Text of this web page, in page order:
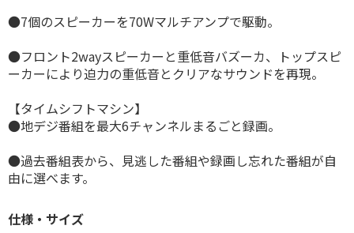
●7個のスピーカーを70Wマルチアンプで駆動。
●フロント2wayスピーカーと重低音バズーカ、トップスピ
ーカーにより迫力の重低音とクリアなサウンドを再現。
【タイムシフトマシン】
●地デジ番組を最大6チャンネルまるごと録画。
●過去番組表から、見逃した番組や録画し忘れた番組が自
由に選べます。
仕様・サイズ